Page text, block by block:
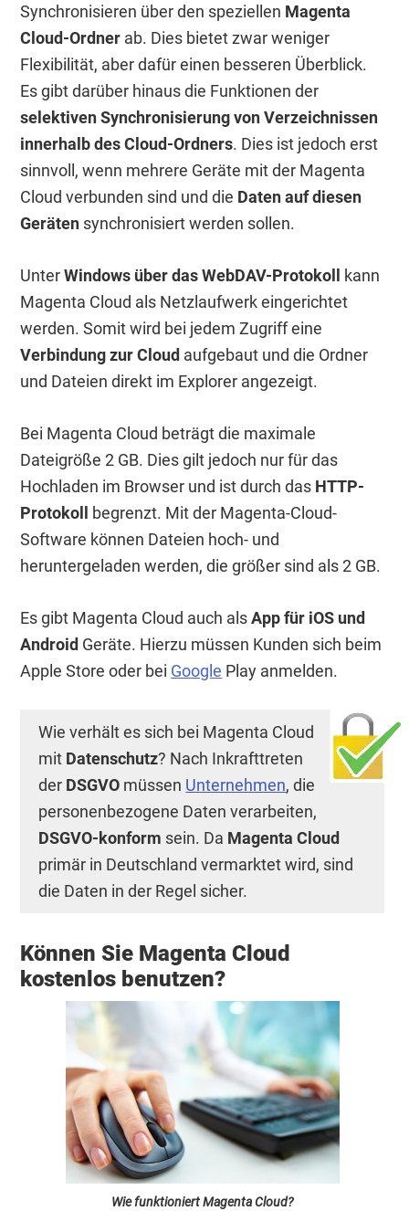
Synchronisieren über den speziellen Magenta
Cloud-Ordner ab. Dies bietet zwar weniger
Flexibilität, aber dafür einen besseren Überblick.
Es gibt darüber hinaus die Funktionen der
selektiven Synchronisierung von Verzeichnissen
innerhalb des Cloud-Ordners. Dies ist jedoch erst
sinnvoll, wenn mehrere Geräte mit der Magenta
Cloud verbunden sind und die Daten auf diesen
Geräten synchronisiert werden sollen.
UnterWindows über das WebDAV-Protokoll
kann
Magenta Cloud als Netzlaufwerk eingerichtet
werden. Somit wird bei jedem Zugriff eine
Verbindung zur Cloud aufgebaut und die Ordner
und Dateien direkt im Explorer angezeigt.
Bei Magenta Cloud beträgt die maximale
Dateigröße 2 GB. Dies gilt jedoch nur für das
Hochladen im Browser und ist durch das HTTP-
Protokoll
begrenzt. Mit der Magenta-Cloud-
Software können Dateien hoch- und
heruntergeladen werden, die größer sind als 2 GB.
Es gibt Magenta Cloud auch alsApp für iOS und
Android Geräte. Hierzu müssen Kunden sich beim
Apple Store oder bei Google Play anmelden.
Wie verhält es sich bei Magenta Cloud
mit Datenschutz? Nach Inkrafttreten
der DSGVO müssen Unternehmen, die
personenbezogene Daten verarbeiten,
DSGVO-konform sein. Da Magenta Cloud
primär in Deutschland vermarktet wird, sind
die Daten in der Regel sicher.
Können Sie Magenta Cloud
kostenlos benutzen?
Wie funktioniert Magenta Cloud?